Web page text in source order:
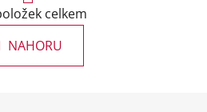
v
l
á
d
á
n
k
celkem
NAHORU